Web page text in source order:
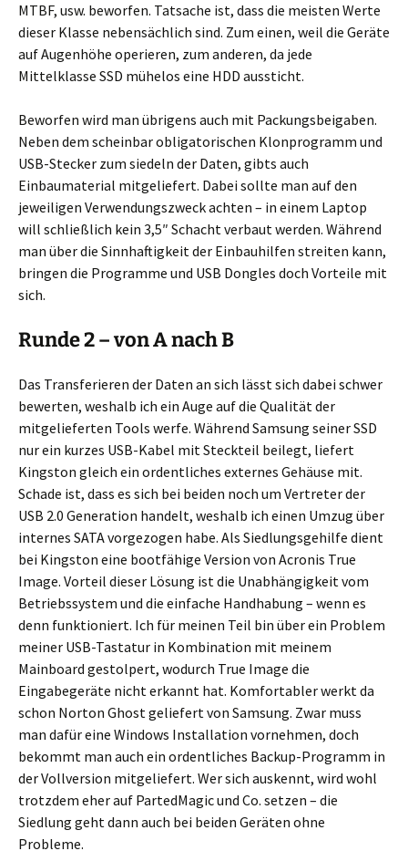
MTBF, usw. beworfen. Tatsache ist, dass die meisten Werte
dieser Klasse nebensächlich sind. Zum einen, weil die Geräte
auf Augenhöhe operieren, zum anderen, da jede
Mittelklasse SSD mühelos eine HDD aussticht.
Beworfen wird man übrigens auch mit Packungsbeigaben.
Neben dem scheinbar obligatorischen Klonprogramm und
USB-Stecker zum siedeln der Daten, gibts auch
Einbaumaterial mitgeliefert. Dabei sollte man auf den
jeweiligen Verwendungszweck achten – in einem Laptop
will schließlich kein 3,5″ Schacht verbaut werden. Während
man über die Sinnhaftigkeit der Einbauhilfen streiten kann,
bringen die Programme und USB Dongles doch Vorteile mit
sich.
Runde 2 – von A nach B
Das Transferieren der Daten an sich lässt sich dabei schwer
bewerten, weshalb ich ein Auge auf die Qualität der
mitgelieferten Tools werfe. Während Samsung seiner SSD
nur ein kurzes USB-Kabel mit Steckteil beilegt, liefert
Kingston gleich ein ordentliches externes Gehäuse mit.
Schade ist, dass es sich bei beiden noch um Vertreter der
USB 2.0 Generation handelt, weshalb ich einen Umzug über
internes SATA vorgezogen habe. Als Siedlungsgehilfe dient
bei Kingston eine bootfähige Version von Acronis True
Image. Vorteil dieser Lösung ist die Unabhängigkeit vom
Betriebssystem und die einfache Handhabung – wenn es
denn funktioniert. Ich für meinen Teil bin über ein Problem
meiner USB-Tastatur in Kombination mit meinem
Mainboard gestolpert, wodurch True Image die
Eingabegeräte nicht erkannt hat. Komfortabler werkt da
schon Norton Ghost geliefert von Samsung. Zwar muss
man dafür eine Windows Installation vornehmen, doch
bekommt man auch ein ordentliches Backup-Programm in
der Vollversion mitgeliefert. Wer sich auskennt, wird wohl
trotzdem eher auf PartedMagic und Co. setzen – die
Siedlung geht dann auch bei beiden Geräten ohne
Probleme.